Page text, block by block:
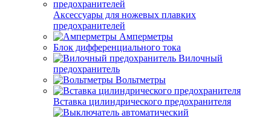
Аксессуары для ножевых плавких
предохранителей
Амперметры
Блок дифференциального тока
Вилочный
предохранитель
Вольтметры
Вставка цилиндрического предохранителя